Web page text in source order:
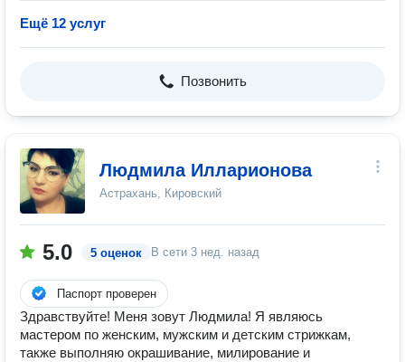
Ещё 12 услуг
Позвонить
Людмила Илларионова
Астрахань, Кировский
5.0 5 оценок В сети 3 нед. назад
Паспорт проверен
Здравствуйте! Меня зовут Людмила! Я являюсь
мастером по женским, мужским и детским стрижкам,
также выполняю окрашивание, милирование и